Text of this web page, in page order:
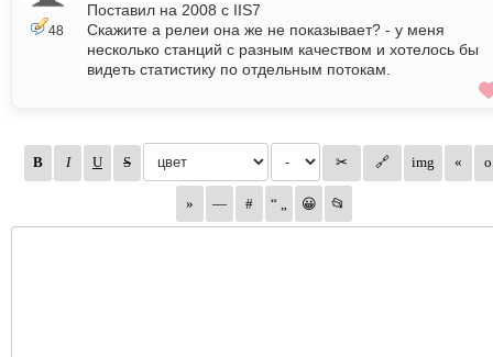
48
Поставил на 2008 с IIS7
Скажите а релеи она же не показывает? - у меня
несколько станций с разным качеством и хотелось бы
видеть статистику по отдельным потокам.